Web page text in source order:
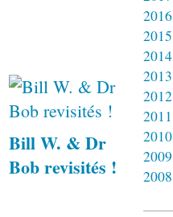
Bill W. & Dr
Bob revisités !
2016
2015
2014
2013
2012
2011
2010
2009
2008